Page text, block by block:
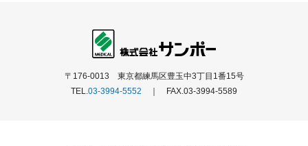
〒176-0013 東京都練馬区豊玉中3丁目1番15号
TEL.03-3994-5552 ｜ FAX.03-3994-5589